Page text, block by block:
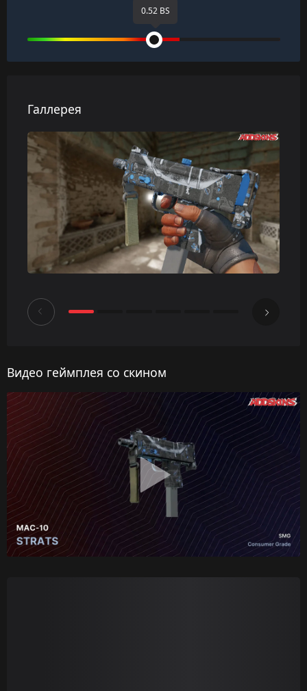
0.52 BS
Галлерея
Видео геймплея со скином